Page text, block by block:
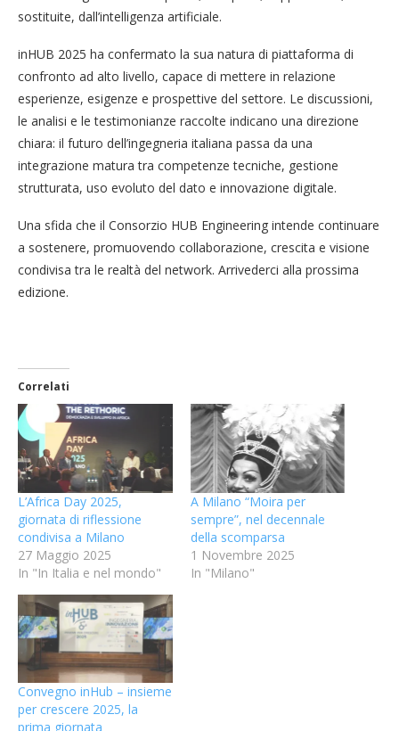
sostituite, dall’intelligenza artificiale.
inHUB 2025 ha confermato la sua natura di piattaforma di
confronto ad alto livello, capace di mettere in relazione
esperienze, esigenze e prospettive del settore. Le discussioni,
le analisi e le testimonianze raccolte indicano una direzione
chiara: il futuro dell’ingegneria italiana passa da una
integrazione matura tra competenze tecniche, gestione
strutturata, uso evoluto del dato e innovazione digitale.
Una sfida che il Consorzio HUB Engineering intende continuare
a sostenere, promuovendo collaborazione, crescita e visione
condivisa tra le realtà del network. Arrivederci alla prossima
edizione.
Correlati
L’Africa Day 2025,
giornata di riflessione
condivisa a Milano
27 Maggio 2025
In "In Italia e nel mondo"
A Milano “Moira per
sempre”, nel decennale
della scomparsa
1 Novembre 2025
In "Milano"
Convegno inHub – insieme
per crescere 2025, la
prima giornata